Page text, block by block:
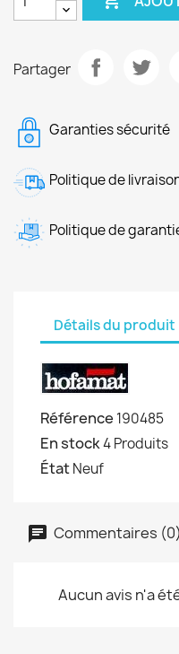
Partager
Garanties sécurité
Politique de
Politique de
Détails du produit
Référence 190485
En stock4 Produits
ÉtatNeuf
Commentaires (0)
Aucun avis n'a